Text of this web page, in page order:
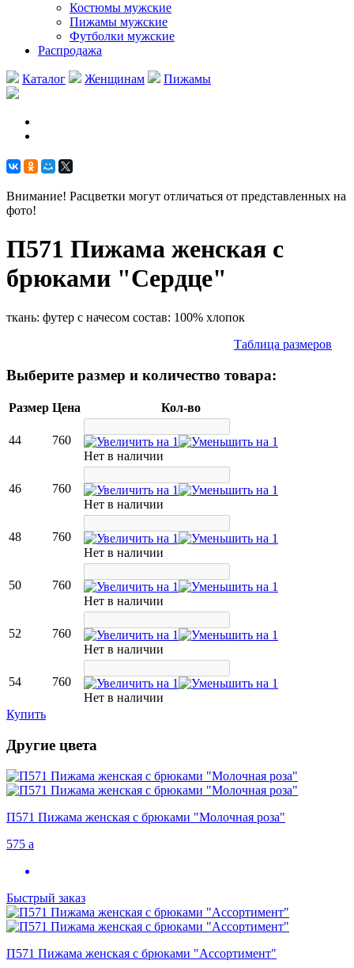
Костюмы мужские
Пижамы мужские
Футболки мужские
Распродажа
Каталог Женщинам Пижамы
Внимание! Расцветки могут отличаться от представленных на
фото!
П571 Пижама женская с
брюками "Сердце"
ткань: футер с начесом состав: 100% хлопок
Таблица размеров
Выберите размер и количество товара:
Размер Цена Кол-во
44
760
Нет в наличии
46
760
Нет в наличии
48
760
Нет в наличии
50
760
Нет в наличии
52
760
Нет в наличии
54
760
Нет в наличии
Купить
Другие цвета
П571 Пижама женская с брюками "Молочная роза"
575 a
Быстрый заказ
П571 Пижама женская с брюками "Ассортимент"